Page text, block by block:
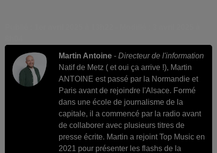
Martin Antoine - Directeur de l'information
Natif de Metz ( et oui ça arrive !), Martin
ANTOINE est passé par la Normandie et
Paris avant de rejoindre l'Alsace. Formé
dans une école de journalisme de la
capitale, il a commencé par la radio avant
de collaborer avec plusieurs titres de
presse écrite. Martin a rejoint Top Music en
2021 pour présenter les flashs de la